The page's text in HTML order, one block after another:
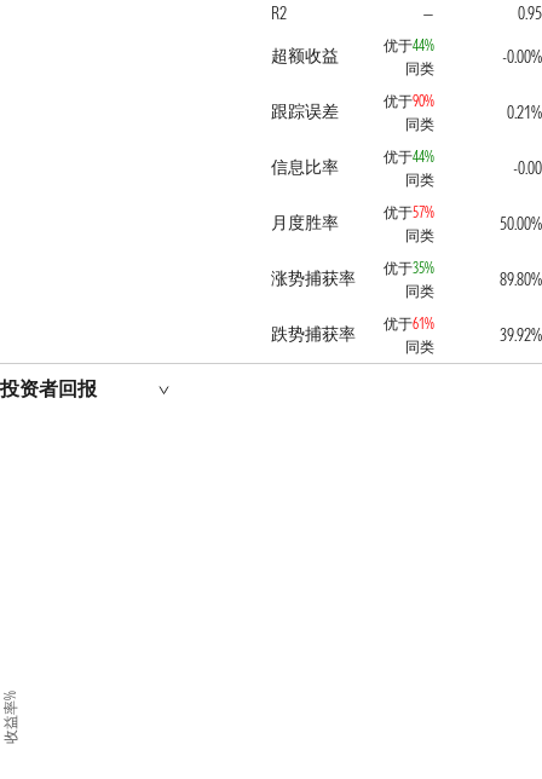
R2
—
0.95
超额收益
优于44%
同类
-0.00%
跟踪误差 优于90%
同类
0.21%
信息比率 优于44%
同类
-0.00
月度胜率 优于57%
同类
50.00%
涨势捕获率 优于35%
同类
89.80%
跌势捕获率 优于61%
同类
39.92%
投资者回报
收益率%